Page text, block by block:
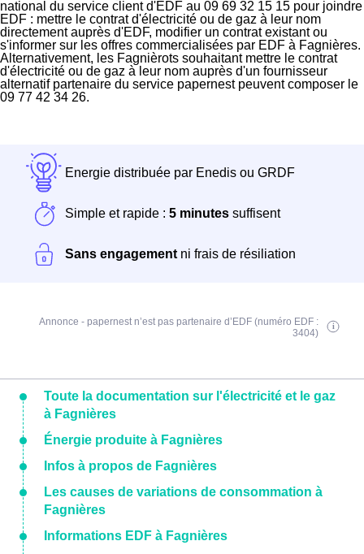
national du service client d'EDF au 09 69 32 15 15 pour joindre
EDF : mettre le contrat d'électricité ou de gaz à leur nom
directement auprès d'EDF, modifier un contrat existant ou
s'informer sur les offres commercialisées par EDF à Fagnières.
Alternativement, les Fagnièrots souhaitant mettre le contrat
d'électricité ou de gaz à leur nom auprès d'un fournisseur
alternatif partenaire du service papernest peuvent composer le
09 77 42 34 26.
Energie distribuée par Enedis ou GRDF
Simple et rapide : 5 minutes suffisent
Sans engagement ni frais de résiliation
Annonce - papernest n’est pas partenaire d’EDF (numéro EDF :
3404)
Toute la documentation sur l'électricité et le gaz
à Fagnières
Énergie produite à Fagnières
Infos à propos de Fagnières
Les causes de variations de consommation à
Fagnières
Informations EDF à Fagnières